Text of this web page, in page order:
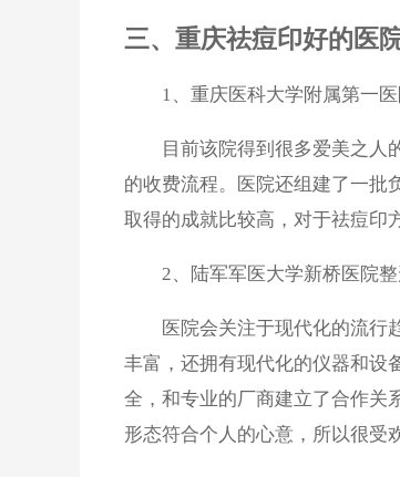
三、重庆祛痘印好的医
1、重庆医科大学附属第一医
目前该院得到很多爱美之人的
的收费流程。医院还组建了一批
取得的成就比较高，对于祛痘印
2、陆军军医大学新桥医院整
医院会关注于现代化的流行趋
丰富，还拥有现代化的仪器和设
全，和专业的厂商建立了合作关
形态符合个人的心意，所以很受